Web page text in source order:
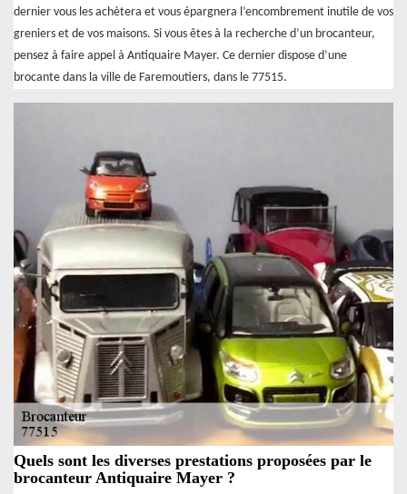
dernier vous les achètera et vous épargnera l’encombrement inutile de vos
greniers et de vos maisons. Si vous êtes à la recherche d’un brocanteur,
pensez à faire appel à Antiquaire Mayer. Ce dernier dispose d’une
brocante dans la ville de Faremoutiers, dans le 77515.
Quels sont les diverses prestations proposées par le
brocanteur Antiquaire Mayer ?